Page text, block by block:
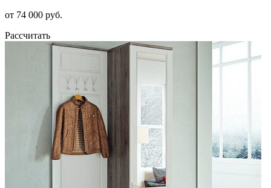
от 74 000 руб.
Рассчитать